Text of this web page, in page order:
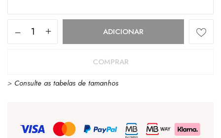
Quantidade
CLASSIC
COSMIC
ADICIONAR
COMPRAR
> Consulte as tabelas de tamanhos